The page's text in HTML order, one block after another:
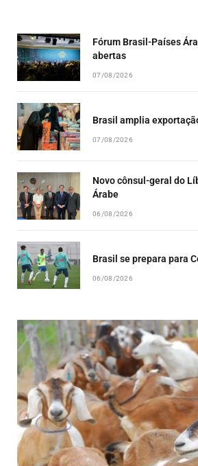
EPISODE
Fórum Brasil-Países
abertas
07/08/2026
Brasil amplia
07/08/2026
Novo cônsul-geral do
Árabe
06/08/2026
Brasil se prepara para
06/08/2026